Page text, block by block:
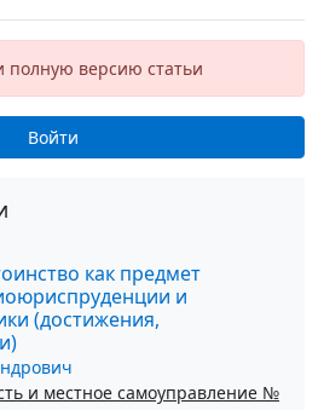
полную версию статьи
Войти
как предмет
и
(достижения,
и местное самоуправление №